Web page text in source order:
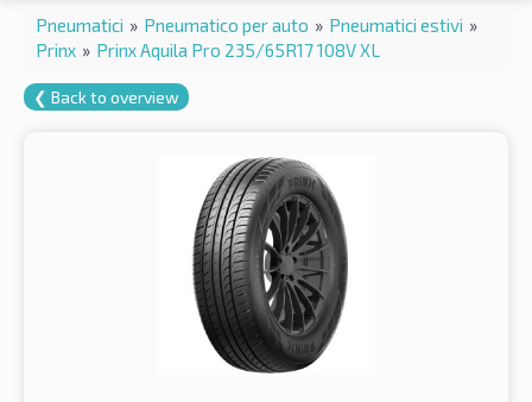
Pneumatici » Pneumatico per auto » Pneumatici estivi »
Prinx » Prinx Aquila Pro 235/65R17 108V XL
❮ Back to overview